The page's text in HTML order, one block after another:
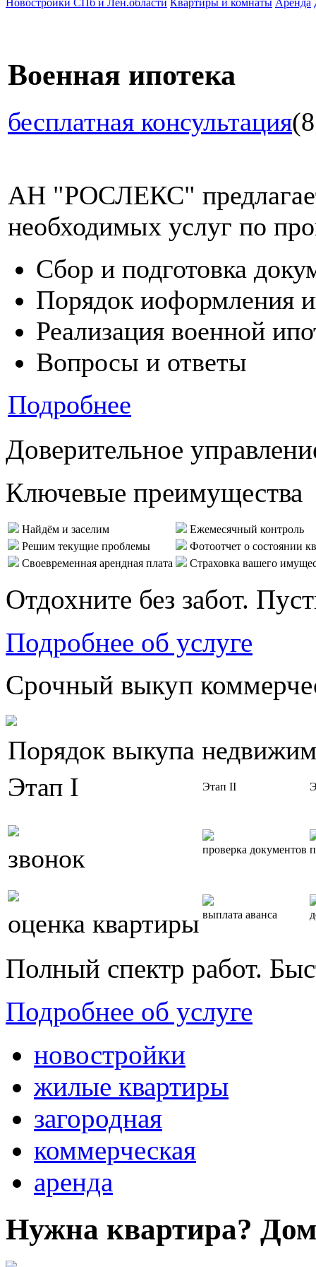
Военная ипотека
бесплатная консультация
АН "РОСЛЕКС"
необходимых услуг по
Сбор и подготовка
Порядок иоформления
Реализация военной
Вопросы и ответы
Подробнее
Доверительное
Ключевые преимущества
Найдём и заселим
Ежемесячный контроль
Решим текущие проблемы
Фотоотчет о состоянии
Своевременная арендная плата
Страховка вашего
Отдохните без забот.
Подробнее об услуге
Срочный выкуп
Порядок выкупа
Этап I
Этап II
звонок проверка документов
оценка квартиры выплата аванса
Полный спектр работ.
Подробнее об услуге
новостройки
жилые квартиры
загородная
коммерческая
аренда
Нужна квартира?